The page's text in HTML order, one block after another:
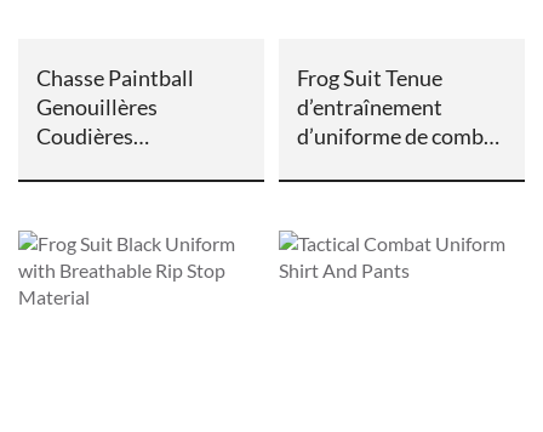
Chasse Paintball
Genouillères
Coudières
Frog Suit Tenue
d’entraînement
d’uniforme de combat